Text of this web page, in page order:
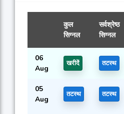
कुल
सिग्नल
सर्वश्रेष्ठ
सिग्नल
06
Aug
खरीदें तटस्थ
05
Aug
तटस्थ तटस्थ